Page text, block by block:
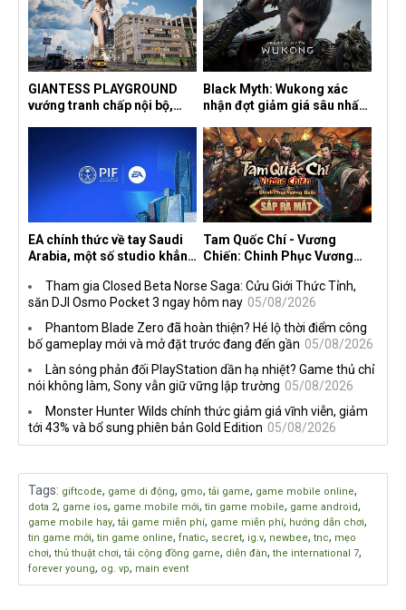
GIANTESS PLAYGROUND
vướng tranh chấp nội bộ,
ngầm chiếm đoạt doanh thu
Black Myth: Wukong xác
nhận đợt giảm giá sâu nhất
trên mọi nền tảng
EA chính thức về tay Saudi
Arabia, một số studio khẳng
lược DEI
Tam Quốc Chí - Vương
Chiến: Chinh Phục Vương
sáu thị trường Đông Nam Á
Tham gia Closed Beta Norse Saga: Cửu Giới Thức Tỉnh,
săn DJI Osmo Pocket 3 ngay hôm nay 05/08/2026
Phantom Blade Zero đã hoàn thiện? Hé lộ thời điểm công
bố gameplay mới và mở đặt trước đang đến gần 05/08/2026
Làn sóng phản đối PlayStation dần hạ nhiệt? Game thủ chỉ
nói không làm, Sony vẫn giữ vững lập trường 05/08/2026
Monster Hunter Wilds chính thức giảm giá vĩnh viễn, giảm
tới 43% và bổ sung phiên bản Gold Edition 05/08/2026
Tags: giftcode, game di động, gmo, tải game, game mobile online,
dota 2, game ios, game mobile mới, tin game mobile, game android,
game mobile hay, tải game miễn phí, game miễn phí, hướng dẫn chơi,
tin game mới, tin game online, fnatic, secret, ig.v, newbee, tnc, mẹo
chơi, thủ thuật chơi, tải cộng đồng game, diễn đàn, the international 7,
forever young, og. vp, main event